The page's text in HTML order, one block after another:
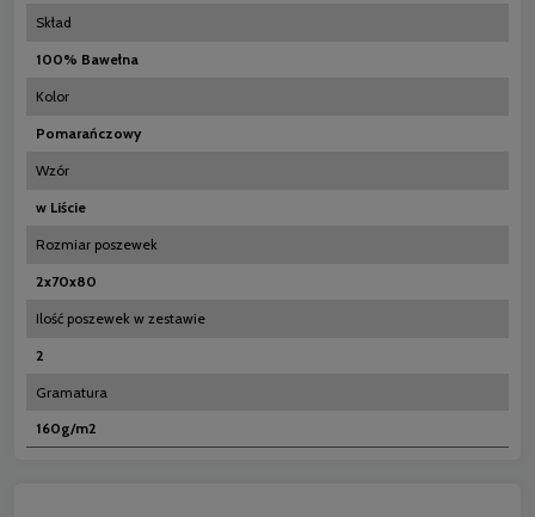
Skład
100% Bawełna
Kolor
Pomarańczowy
Wzór
w Liście
Rozmiar poszewek
2x70x80
Ilość poszewek w zestawie
2
Gramatura
160g/m2